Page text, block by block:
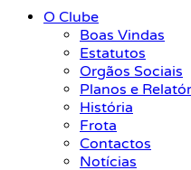
O Clube
Boas Vindas
Estatutos
Orgãos Sociais
Planos e
História
Frota
Contactos
Notícias